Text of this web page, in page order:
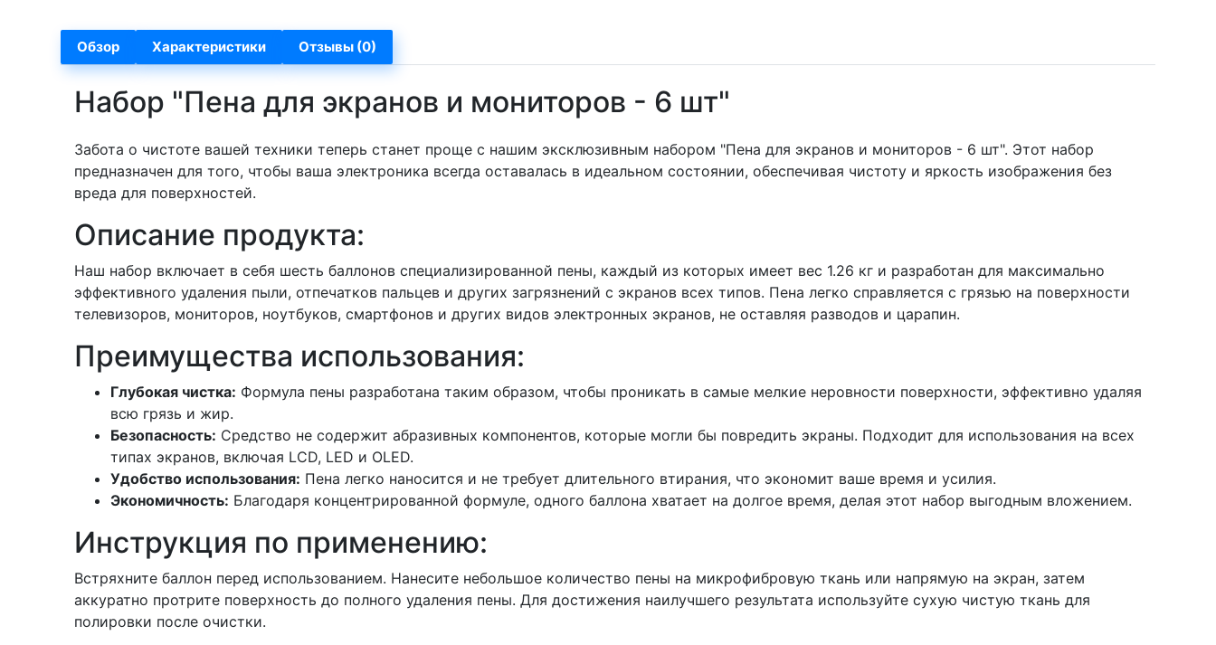
Обзор Характеристики Отзывы (0)
Набор "Пена для экранов и мониторов - 6 шт"
Забота о чистоте вашей техники теперь станет проще с нашим эксклюзивным набором "Пена для экранов и мониторов - 6 шт". Этот набор
предназначен для того, чтобы ваша электроника всегда оставалась в идеальном состоянии, обеспечивая чистоту и яркость изображения без
вреда для поверхностей.
Описание продукта:
Наш набор включает в себя шесть баллонов специализированной пены, каждый из которых имеет вес 1.26 кг и разработан для максимально
эффективного удаления пыли, отпечатков пальцев и других загрязнений с экранов всех типов. Пена легко справляется с грязью на поверхности
телевизоров, мониторов, ноутбуков, смартфонов и других видов электронных экранов, не оставляя разводов и царапин.
Преимущества использования:
Глубокая чистка: Формула пены разработана таким образом, чтобы проникать в самые мелкие неровности поверхности, эффективно удаляя
всю грязь и жир.
Безопасность: Средство не содержит абразивных компонентов, которые могли бы повредить экраны. Подходит для использования на всех
типах экранов, включая LCD, LED и OLED.
Удобство использования: Пена легко наносится и не требует длительного втирания, что экономит ваше время и усилия.
Экономичность: Благодаря концентрированной формуле, одного баллона хватает на долгое время, делая этот набор выгодным вложением.
Инструкция по применению:
Встряхните баллон перед использованием. Нанесите небольшое количество пены на микрофибровую ткань или напрямую на экран, затем
аккуратно протрите поверхность до полного удаления пены. Для достижения наилучшего результата используйте сухую чистую ткань для
полировки после очистки.